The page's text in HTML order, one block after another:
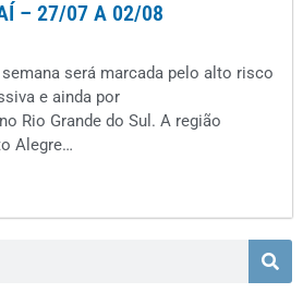
– 27/07 A 02/08
será marcada pelo alto risco
e ainda por
Rio Grande do Sul. A região
Alegre…